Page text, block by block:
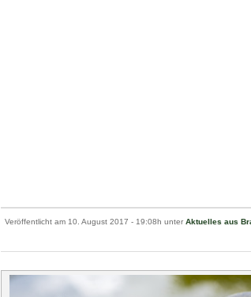
Veröffentlicht am 10. August 2017 - 19:08h unter Aktuelles aus